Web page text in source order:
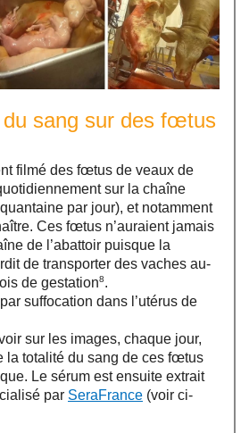
du sang sur des fœtus
filmé des fœtus de veaux de
sur la chaîne
par jour), et notamment
Ces fœtus n’auraient jamais
de l’abattoir puisque la
de transporter des vaches au-
de gestation8.
suffocation dans l’utérus de
sur les images, chaque jour,
la totalité du sang de ces fœtus
Le sérum est ensuite extrait
par SeraFrance (voir ci-